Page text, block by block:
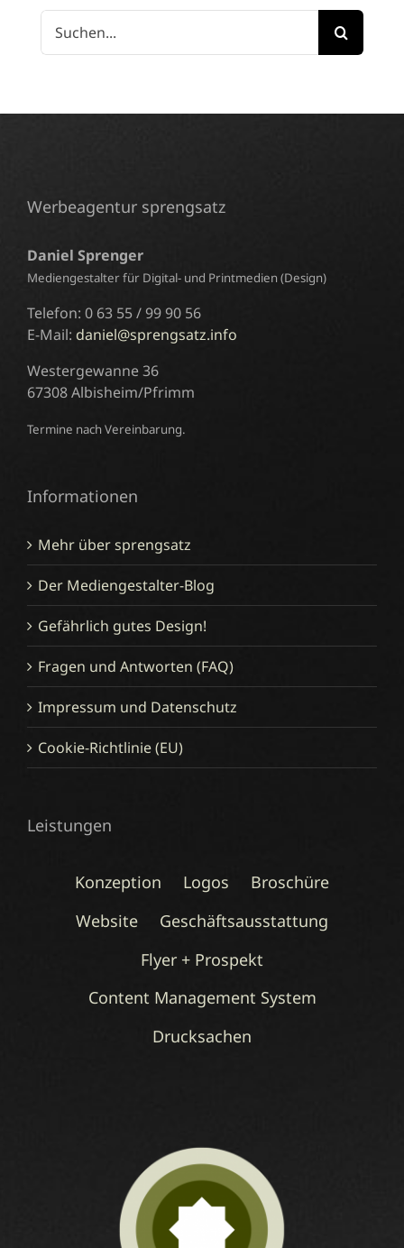
nach:
Werbeagentur sprengsatz
Daniel Sprenger
Mediengestalter für Digital- und Printmedien (Design)
Telefon: 0 63 55 / 99 90 56
E-Mail: daniel@sprengsatz.info
Westergewanne 36
67308 Albisheim/Pfrimm
Termine nach Vereinbarung.
Informationen
Mehr über sprengsatz
Der Mediengestalter-Blog
Gefährlich gutes Design!
Fragen und Antworten (FAQ)
Impressum und Datenschutz
Cookie-Richtlinie (EU)
Leistungen
Konzeption Logos
Broschüre
Website
Geschäftsausstattung
Flyer + Prospekt
Content Management System
Drucksachen